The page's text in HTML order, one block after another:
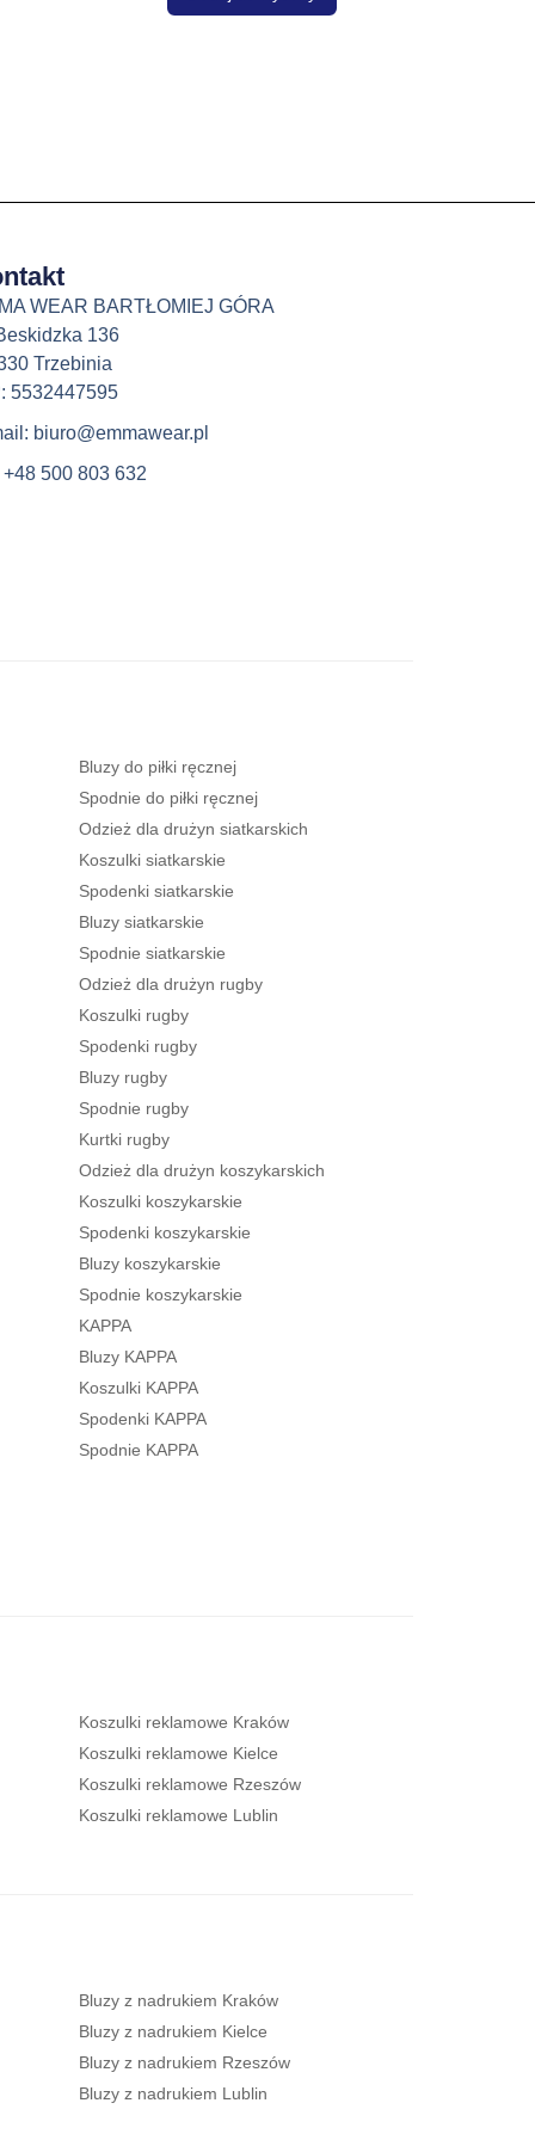
WEAR BARTŁOMIEJ GÓRA
136
Trzebinia
5532447595
biuro@emmawear.pl
+48 500 803 632
Bluzy do piłki ręcznej
Spodnie do piłki ręcznej
Odzież dla drużyn siatkarskich
Koszulki siatkarskie
Spodenki siatkarskie
Bluzy siatkarskie
Spodnie siatkarskie
Odzież dla drużyn rugby
Koszulki rugby
Spodenki rugby
Bluzy rugby
Spodnie rugby
Kurtki rugby
Odzież dla drużyn koszykarskich
Koszulki koszykarskie
Spodenki koszykarskie
Bluzy koszykarskie
Spodnie koszykarskie
KAPPA
Bluzy KAPPA
Koszulki KAPPA
Spodenki KAPPA
Spodnie KAPPA
Koszulki reklamowe Kraków
Koszulki reklamowe Kielce
Koszulki reklamowe Rzeszów
Koszulki reklamowe Lublin
Bluzy z nadrukiem Kraków
Bluzy z nadrukiem Kielce
Bluzy z nadrukiem Rzeszów
Bluzy z nadrukiem Lublin